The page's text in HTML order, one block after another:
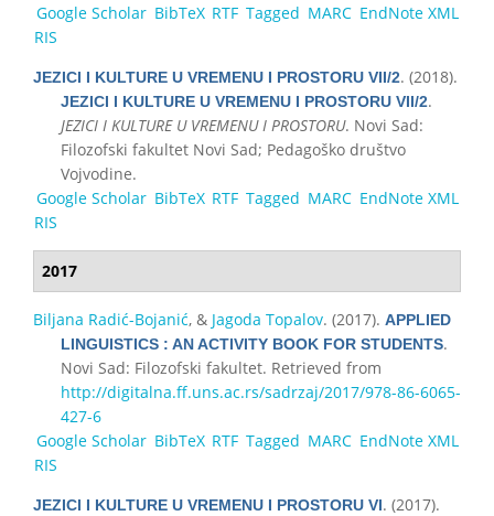
Google Scholar BibTeX RTF Tagged MARC EndNote XML
RIS
JEZICI I KULTURE U VREMENU I PROSTORU VII/2. (2018).
JEZICI I KULTURE U VREMENU I PROSTORU VII/2.
JEZICI I KULTURE U VREMENU I PROSTORU. Novi Sad:
Filozofski fakultet Novi Sad; Pedagoško društvo
Vojvodine.
Google Scholar BibTeX RTF Tagged MARC EndNote XML
RIS
2017
Biljana Radić-Bojanić, & Jagoda Topalov. (2017). APPLIED
LINGUISTICS : AN ACTIVITY BOOK FOR STUDENTS.
Novi Sad: Filozofski fakultet. Retrieved from
http://digitalna.ff.uns.ac.rs/sadrzaj/2017/978-86-6065-
427-6
Google Scholar BibTeX RTF Tagged MARC EndNote XML
RIS
JEZICI I KULTURE U VREMENU I PROSTORU VI. (2017).